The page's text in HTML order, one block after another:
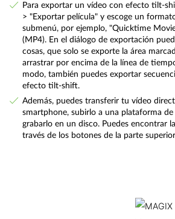
Para exportar un vídeo con efecto tilt-
> "Exportar película" y escoge un
submenú, por ejemplo, "Quicktime
(MP4). En el diálogo de exportación
cosas, que solo se exporte la área
arrastrar por encima de la línea de
modo, también puedes exportar
efecto tilt-shift.
Además, puedes transferir tu vídeo
smartphone, subirlo a una plataforma de
grabarlo en un disco. Puedes encontrar
través de los botones de la parte